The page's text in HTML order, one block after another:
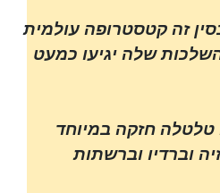
זה קטסטרופה עולמית
שלה יגיעו כמעט
טלטלה חזקה במיוחד
וברדיו וברשתות